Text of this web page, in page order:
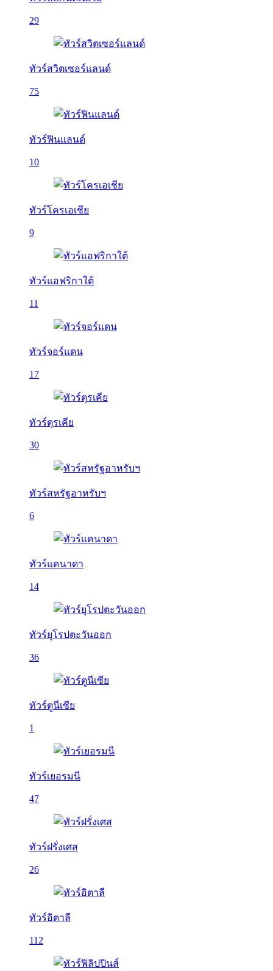
29
ทัวร์สวิตเซอร์แลนด์
75
ทัวร์ฟินแลนด์
10
ทัวร์โครเอเชีย
9
ทัวร์แอฟริกาใต้
11
ทัวร์จอร์แดน
17
ทัวร์ตุรเคีย
30
ทัวร์สหรัฐอาหรับฯ
6
ทัวร์แคนาดา
14
ทัวร์ยุโรปตะวันออก
36
ทัวร์ตูนีเซีย
1
ทัวร์เยอรมนี
47
ทัวร์ฝรั่งเศส
26
ทัวร์อิตาลี
112